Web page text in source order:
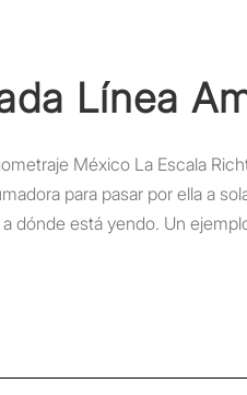
Línea
México La Escala
para pasar por ella a
dónde está yendo. Un